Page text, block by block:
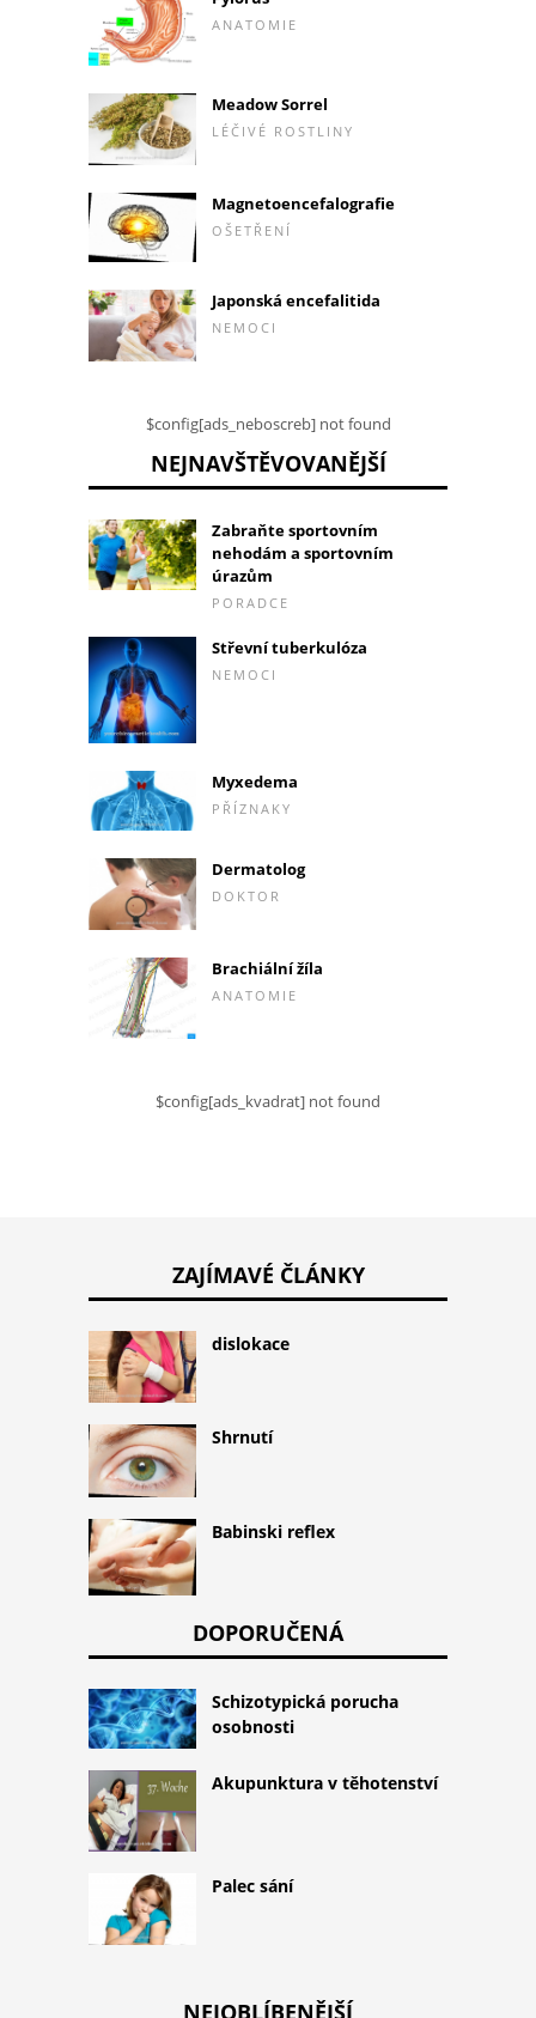
ANATOMIE
Meadow Sorrel
LÉČIVÉ ROSTLINY
Magnetoencefalografie
OŠETŘENÍ
Japonská encefalitida
NEMOCI
$config[ads_neboscreb] not found
NEJNAVŠTĚVOVANĚJŠÍ
Zabraňte sportovním
nehodám a sportovním
úrazům
PORADCE
Střevní tuberkulóza
NEMOCI
Myxedema
PŘÍZNAKY
Dermatolog
DOKTOR
Brachiální žíla
ANATOMIE
$config[ads_kvadrat] not found
ZAJÍMAVÉ ČLÁNKY
dislokace
Shrnutí
Babinski reflex
DOPORUČENÁ
Schizotypická porucha
osobnosti
Akupunktura v těhotenství
Palec sání
NEJOBLÍBENĚJŠÍ